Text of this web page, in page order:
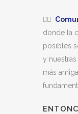
👂🏼
donde la
posibles
y
más